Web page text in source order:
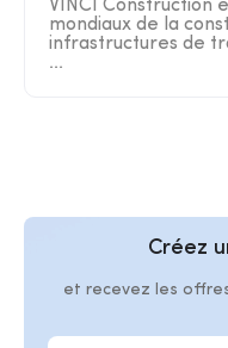
VINCI Construction
mondiaux de la
infrastructures de
...
Créez
et recevez les